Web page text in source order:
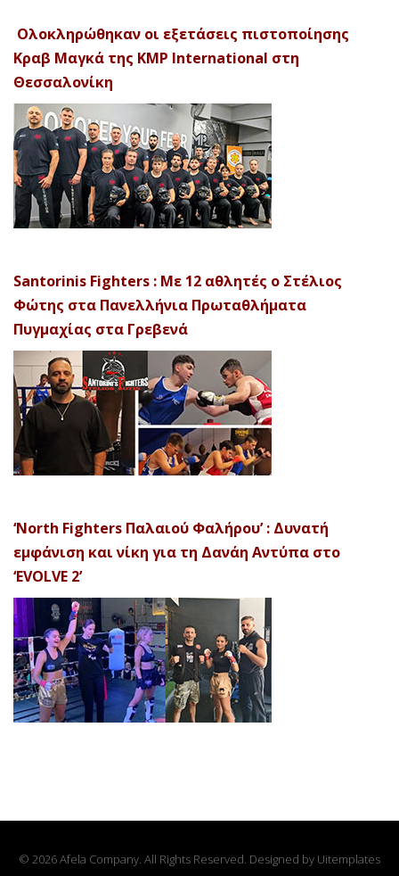
Ολοκληρώθηκαν οι εξετάσεις πιστοποίησης
Κραβ Μαγκά της KMP International στη
Θεσσαλονίκη
Santorinis Fighters : Με 12 αθλητές ο Στέλιος
Φώτης στα Πανελλήνια Πρωταθλήματα
Πυγμαχίας στα Γρεβενά
‘North Fighters Παλαιού Φαλήρου’ : Δυνατή
εμφάνιση και νίκη για τη Δανάη Αντύπα στο
‘EVOLVE 2’
© 2026 Afela Company. All Rights Reserved. Designed by Uitemplates